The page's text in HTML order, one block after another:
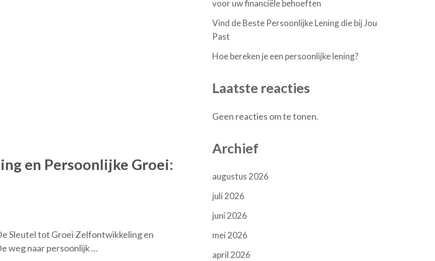
en Persoonlijke Groei:
Sleutel tot Groei Zelfontwikkeling en
weg naar persoonlijk …
voor uw financiële behoeften
Vind de Beste Persoonlijke Lening die bij Jou
Past
Hoe bereken je een persoonlijke lening?
Laatste reacties
Geen reacties om te tonen.
Archief
augustus 2026
juli 2026
juni 2026
mei 2026
april 2026